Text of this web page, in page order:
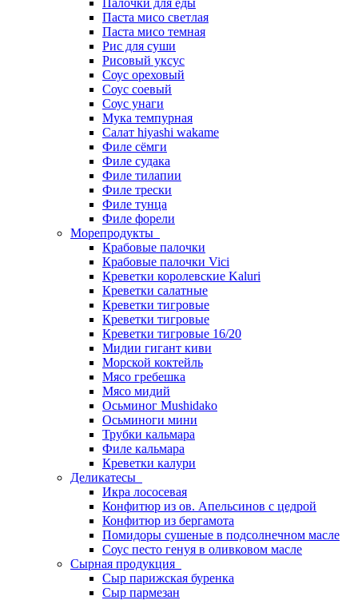
Палочки для еды
Паста мисо светлая
Паста мисо темная
Рис для суши
Рисовый уксус
Соус ореховый
Соус соевый
Соус унаги
Мука темпурная
Салат hiyashi wakame
Филе сёмги
Филе судака
Филе тилапии
Филе трески
Филе тунца
Филе форели
Морепродукты
Крабовые палочки
Крабовые палочки Vici
Креветки королевские Kaluri
Креветки салатные
Креветки тигровые
Креветки тигровые
Креветки тигровые 16/20
Мидии гигант киви
Морской коктейль
Мясо гребешка
Мясо мидий
Осьминог Mushidako
Осьминоги мини
Трубки кальмара
Филе кальмара
Креветки калури
Деликатесы
Икра лососевая
Конфитюр из ов. Апельсинов с цедрой
Конфитюр из бергамота
Помидоры сушеные в подсолнечном масле
Соус песто генуя в оливковом масле
Сырная продукция
Сыр парижская буренка
Сыр пармезан